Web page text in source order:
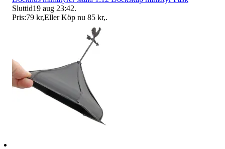
Sluttid19 aug 23:42.
Pris:79 kr,Eller Köp nu 85 kr,.